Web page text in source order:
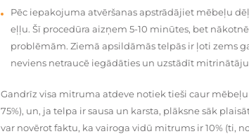
Pēc iepakojuma atvēršanas apstrādājiet mēbeļu
eļļu. Šī procedūra aizņem 5-10 minūtes, bet
problēmām. Ziemā apsildāmās telpās ir ļoti zems
neviens netraucē iegādāties un uzstādīt
Gandrīz visa mitruma atdeve notiek tieši caur
75%), un, ja telpa ir sausa un karsta, plāksne sāk
var novērot faktu, ka vairoga vidū mitrums ir 10% (ti,